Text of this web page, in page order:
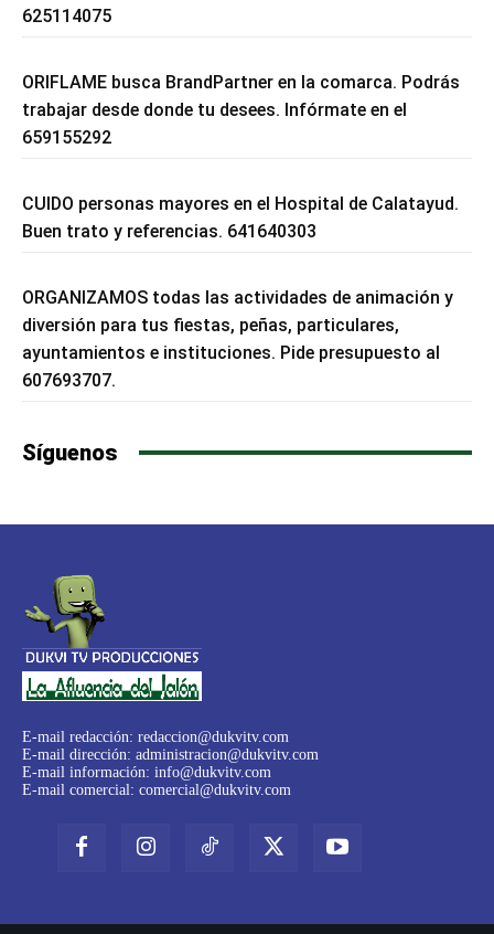
625114075
ORIFLAME busca BrandPartner en la comarca. Podrás
trabajar desde donde tu desees. Infórmate en el
659155292
CUIDO personas mayores en el Hospital de Calatayud.
Buen trato y referencias. 641640303
ORGANIZAMOS todas las actividades de animación y
diversión para tus fiestas, peñas, particulares,
ayuntamientos e instituciones. Pide presupuesto al
607693707.
Síguenos
E-mail redacción: redaccion@dukvitv.com
E-mail dirección: administracion@dukvitv.com
E-mail información: info@dukvitv.com
E-mail comercial: comercial@dukvitv.com